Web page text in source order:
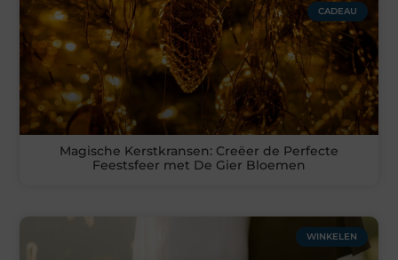
CADEAU
Magische Kerstkransen: Creëer de Perfecte
Feestsfeer met De Gier Bloemen
WINKELEN